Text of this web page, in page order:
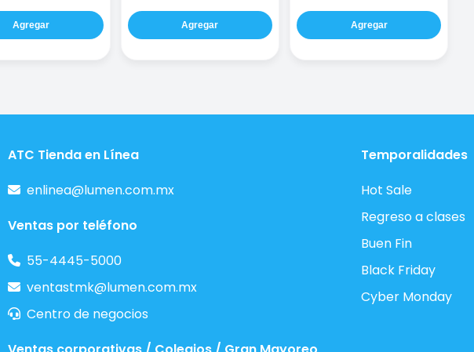
Agregar Agregar Agregar
ATC Tienda en Línea
enlinea@lumen.com.mx
Ventas por teléfono
55-4445-5000
ventastmk@lumen.com.mx
Centro de negocios
Temporalidades
Hot Sale
Regreso a clases
Buen Fin
Black Friday
Cyber Monday